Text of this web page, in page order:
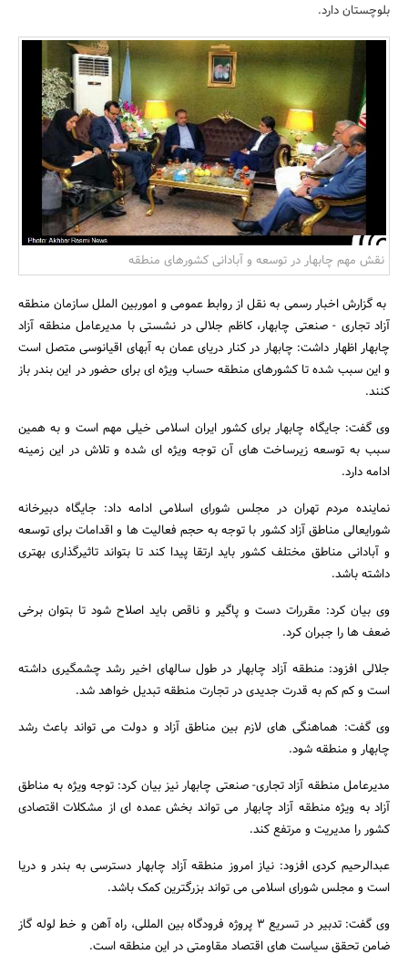
مسکن و ساختمان
جستجو
بلوچستان دارد.
نقش مهم چابهار در توسعه و آبادانی کشورهای منطقه
به گزارش اخبار رسمی به نقل از روابط عمومی و اموربین الملل سازمان منطقه
آزاد تجاری - صنعتی چابهار، کاظم جلالی در نشستی با مدیرعامل منطقه آزاد
چابهار اظهار داشت: چابهار در کنار دریای عمان به آبهای اقیانوسی متصل است
و این سبب شده تا کشورهای منطقه حساب ویژه ای برای حضور در این بندر باز
کنند.
وی گفت: جایگاه چابهار برای کشور ایران اسلامی خیلی مهم است و به همین
سبب به توسعه زیرساخت های آن توجه ویژه ای شده و تلاش در این زمینه
ادامه دارد.
نماینده مردم تهران در مجلس شورای اسلامی ادامه داد: جایگاه دبیرخانه
شورایعالی مناطق آزاد کشور با توجه به حجم فعالیت ها و اقدامات برای توسعه
و آبادانی مناطق مختلف کشور باید ارتقا پیدا کند تا بتواند تاثیرگذاری بهتری
داشته باشد.
وی بیان کرد: مقررات دست و پاگیر و ناقص باید اصلاح شود تا بتوان برخی
ضعف ها را جبران کرد.
جلالی افزود: منطقه آزاد چابهار در طول سالهای اخیر رشد چشمگیری داشته
است و کم کم به قدرت جدیدی در تجارت منطقه تبدیل خواهد شد.
وی گفت: هماهنگی های لازم بین مناطق آزاد و دولت می تواند باعث رشد
چابهار و منطقه شود.
مدیرعامل منطقه آزاد تجاری- صنعتی چابهار نیز بیان کرد: توجه ویژه به مناطق
آزاد به ویژه منطقه آزاد چابهار می تواند بخش عمده ای از مشکلات اقتصادی
کشور را مدیریت و مرتفع کند.
عبدالرحیم کردی افزود: نیاز امروز منطقه آزاد چابهار دسترسی به بندر و دریا
است و مجلس شورای اسلامی می تواند بزرگترین کمک باشد.
وی گفت: تدبیر در تسریع 3 پروژه فرودگاه بین المللی، راه آهن و خط لوله گاز
ضامن تحقق سیاست های اقتصاد مقاومتی در این منطقه است.